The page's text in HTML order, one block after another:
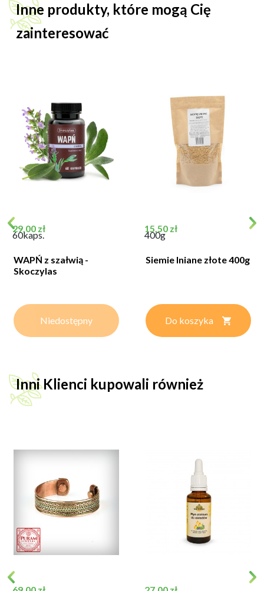
Inne produkty, które mogą Cię
zainteresować
Cena
29,00 zł
60kaps.
WAPŃ z szałwią -
Skoczylas
Niedostępny
Cena
15,50 zł
400g
Siemie lniane złote 400g
Do koszyka
Inni Klienci kupowali również
Cena Cena